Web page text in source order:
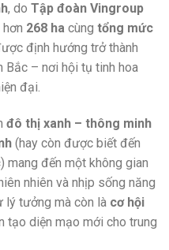
, do Tập đoàn Vingroup
268 ha cùng tổng mức
định hướng trở thành
Bắc – nơi hội tụ tinh hoa
đại.
đô thị xanh – thông minh
(hay còn được biết đến
) mang đến một không gian
nhiên và nhịp sống năng
lý tưởng mà còn là cơ hội
tạo diện mạo mới cho trung